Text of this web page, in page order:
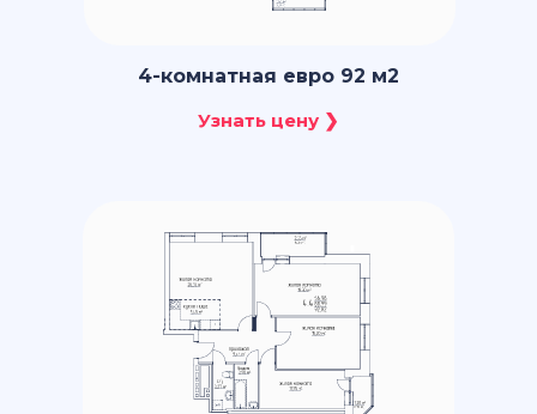
4-комнатная евро 92 м2